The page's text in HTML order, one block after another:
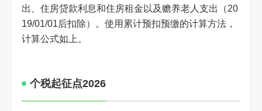
出、住房贷款利息和住房租金以及赡养老人支出（20
19/01/01后扣除）。使用累计预扣预缴的计算方法，
计算公式如上。
个税起征点2026